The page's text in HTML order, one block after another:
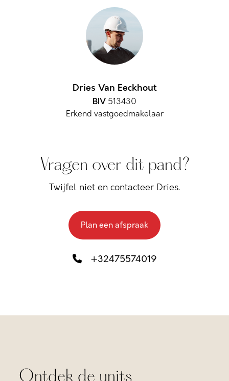
Dries Van Eeckhout
BIV 513430
Erkend vastgoedmakelaar
Vragen over dit pand?
Twijfel niet en contacteer Dries.
Plan een afspraak
+32475574019
Ontdek de units